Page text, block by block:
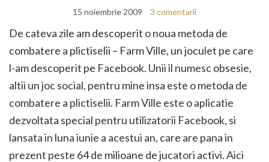
15 noiembrie 2009 3 comentarii
De cateva zile am descoperit o noua metoda de
combatere a plictiselii – Farm Ville, un joculet pe care
l-am descoperit pe Facebook. Unii il numesc obsesie,
altii un joc social, pentru mine insa este o metoda de
combatere a plictiselii. Farm Ville este o aplicatie
dezvoltata special pentru utilizatorii Facebook, si
lansata in luna iunie a acestui an, care are pana in
prezent peste 64 de milioane de jucatori activi. Aici